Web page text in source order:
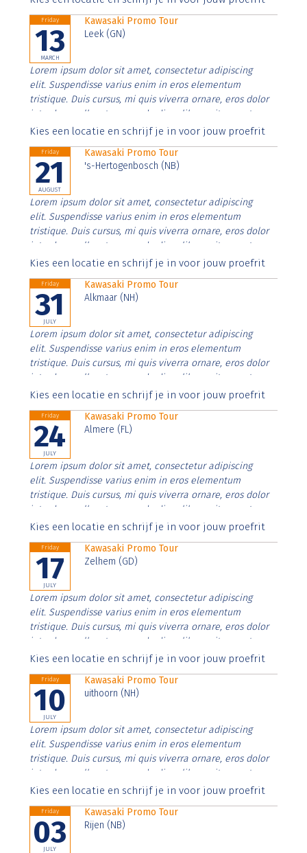
Friday
13
MARCH
Kawasaki Promo Tour
Leek (GN)
Lorem ipsum dolor sit amet, consectetur adipiscing
elit. Suspendisse varius enim in eros elementum
tristique. Duis cursus, mi quis viverra ornare, eros dolor
interdum nulla, ut commodo diam libero vitae erat.
Aenean faucibus nibh et justo cursus id rutrum lorem
Kies een locatie en schrijf je in voor jouw proefrit
Friday
21
AUGUST
Kawasaki Promo Tour
's-Hertogenbosch (NB)
Lorem ipsum dolor sit amet, consectetur adipiscing
elit. Suspendisse varius enim in eros elementum
tristique. Duis cursus, mi quis viverra ornare, eros dolor
interdum nulla, ut commodo diam libero vitae erat.
Aenean faucibus nibh et justo cursus id rutrum lorem
Kies een locatie en schrijf je in voor jouw proefrit
Friday
31
JULY
Kawasaki Promo Tour
Alkmaar (NH)
Lorem ipsum dolor sit amet, consectetur adipiscing
elit. Suspendisse varius enim in eros elementum
tristique. Duis cursus, mi quis viverra ornare, eros dolor
interdum nulla, ut commodo diam libero vitae erat.
Aenean faucibus nibh et justo cursus id rutrum lorem
Kies een locatie en schrijf je in voor jouw proefrit
Friday
24
JULY
Kawasaki Promo Tour
Almere (FL)
Lorem ipsum dolor sit amet, consectetur adipiscing
elit. Suspendisse varius enim in eros elementum
tristique. Duis cursus, mi quis viverra ornare, eros dolor
interdum nulla, ut commodo diam libero vitae erat.
Aenean faucibus nibh et justo cursus id rutrum lorem
Kies een locatie en schrijf je in voor jouw proefrit
Friday
17
JULY
Kawasaki Promo Tour
Zelhem (GD)
Lorem ipsum dolor sit amet, consectetur adipiscing
elit. Suspendisse varius enim in eros elementum
tristique. Duis cursus, mi quis viverra ornare, eros dolor
interdum nulla, ut commodo diam libero vitae erat.
Aenean faucibus nibh et justo cursus id rutrum lorem
Kies een locatie en schrijf je in voor jouw proefrit
Friday
10
JULY
Kawasaki Promo Tour
uithoorn (NH)
Lorem ipsum dolor sit amet, consectetur adipiscing
elit. Suspendisse varius enim in eros elementum
tristique. Duis cursus, mi quis viverra ornare, eros dolor
interdum nulla, ut commodo diam libero vitae erat.
Aenean faucibus nibh et justo cursus id rutrum lorem
Kies een locatie en schrijf je in voor jouw proefrit
Friday
03
JULY
Kawasaki Promo Tour
Rijen (NB)